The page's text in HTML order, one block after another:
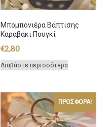
Μπομπονιέρα Βάπτισης
Καραβάκι Πουγκί
€2,80
Διαβάστε περισσότερα
ΠΡΟΣΦΟΡΆ!